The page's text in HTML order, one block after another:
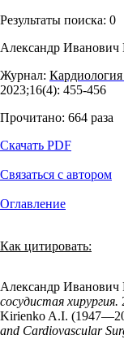
Результаты поиска: 0
Александр Иванович
Журнал: Кардиология
2023;16(4): 455‑456
Прочитано: 664 раза
Скачать PDF
Связаться с автором
Оглавление
Как цитировать:
Александр Иванович
сосудистая хирургия.
Kirienko A.I.
and Cardiovascular